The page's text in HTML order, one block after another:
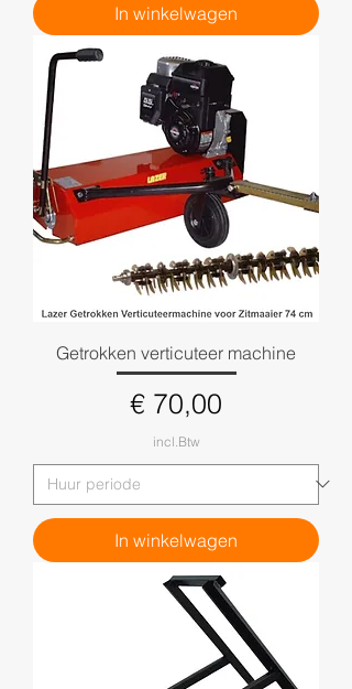
In winkelwagen
Getrokken verticuteer machine
Prijs
€ 70,00
incl.Btw
In winkelwagen